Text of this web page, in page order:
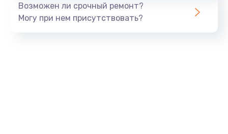
1060 руб.
Возможен ли срочный ремонт?
Могу при нем присутствовать?